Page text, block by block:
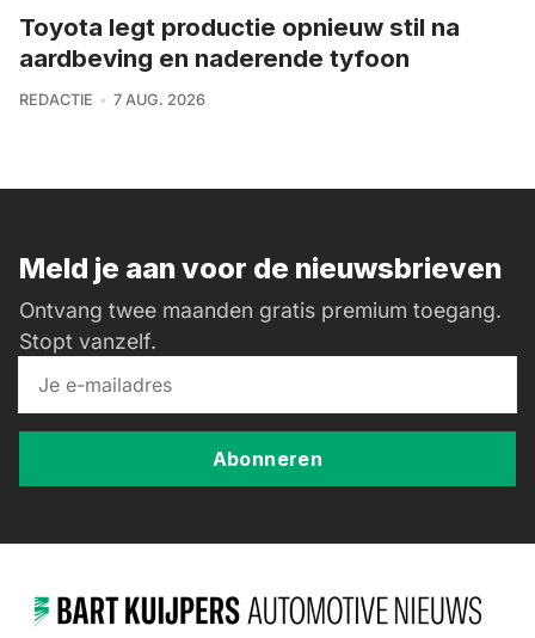
Toyota legt productie opnieuw stil na
aardbeving en naderende tyfoon
REDACTIE 7 AUG. 2026
Meld je aan voor de nieuwsbrieven
Ontvang twee maanden gratis premium toegang.
Stopt vanzelf.
Abonneren